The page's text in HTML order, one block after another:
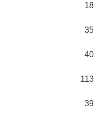
18
35
40
113
39